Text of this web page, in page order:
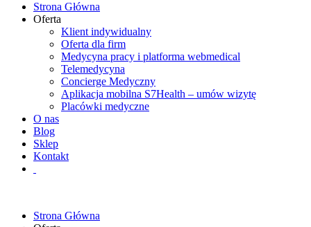
Strona Główna
Oferta
Klient indywidualny
Oferta dla firm
Medycyna pracy i platforma webmedical
Telemedycyna
Concierge Medyczny
Aplikacja mobilna S7Health – umów wizytę
Placówki medyczne
O nas
Blog
Sklep
Kontakt
Strona Główna